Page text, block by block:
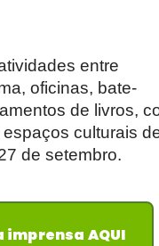
entre
oficinas, bate-
de livros,
culturais
de setembro.
AQUI